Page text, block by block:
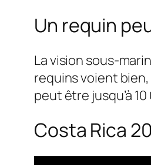
Un requin
La vision sous-
requins voient
peut être jusqu’à
Costa Rica